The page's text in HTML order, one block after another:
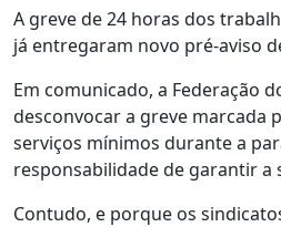
A greve de 24 horas dos
já entregaram novo pré-aviso
Em comunicado, a Federação
desconvocar a greve marcada
serviços mínimos durante a
responsabilidade de garantir
Contudo, e porque os